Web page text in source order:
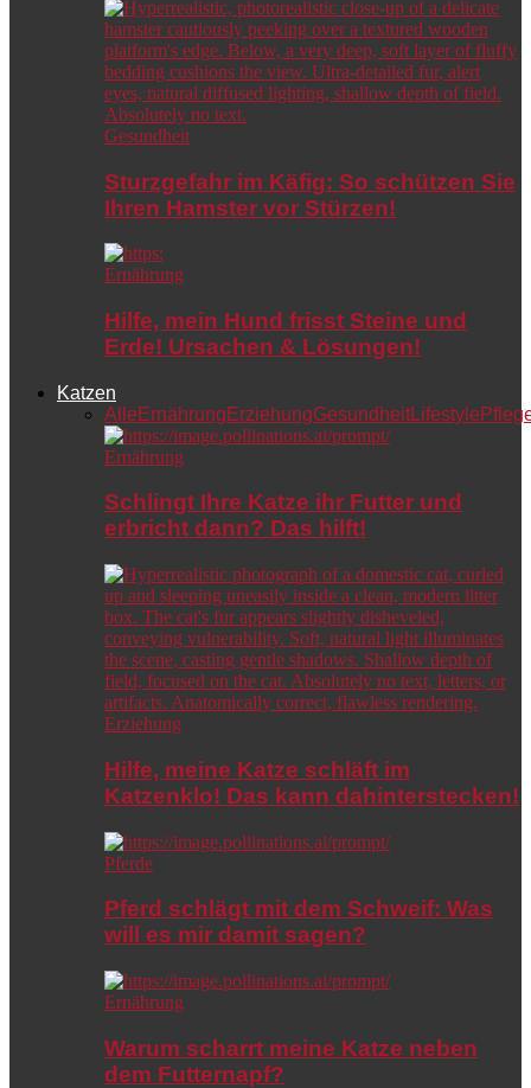
Gesundheit
Sturzgefahr im Käfig: So schützen Sie
Ihren Hamster vor Stürzen!
Ernährung
Hilfe, mein Hund frisst Steine und
Erde! Ursachen & Lösungen!
Katzen
Alle Ernährung ErziehungGesundheitLifestyle
Ernährung
Schlingt Ihre Katze ihr Futter und
erbricht dann? Das hilft!
Erziehung
Hilfe, meine Katze schläft im
Katzenklo! Das kann dahinterstecken!
Pferde
Pferd schlägt mit dem Schweif: Was
will es mir damit sagen?
Ernährung
Warum scharrt meine Katze neben
dem Futternapf?